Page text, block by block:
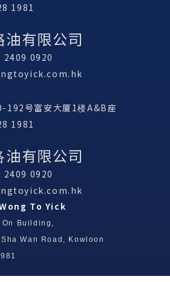
1981
有限公司
2409 0920
192号富安大厦1楼A&B座
1981
有限公司
2409 0920
To Yick
On Building,
Wan Road, Kowloon